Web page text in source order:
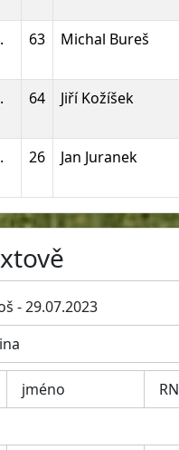
63 Michal Bureš
64 Jiří Kožíšek
26 Jan Juranek
- 29.07.2023
jméno RN